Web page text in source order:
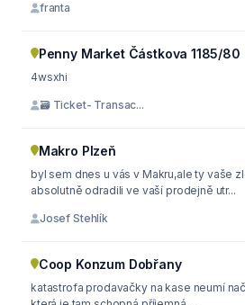
franta
Penny Market Částkova 1185/80
4wsxhi
🗃 Ticket- Transac...
Makro Plzeň
byl sem dnes u vás v Makru,ale ty vaše
absolutně odradili ve vaší prodejně utr...
Josef Stehlík
Coop Konzum Dobřany
katastrofa prodavačky na kase neumí